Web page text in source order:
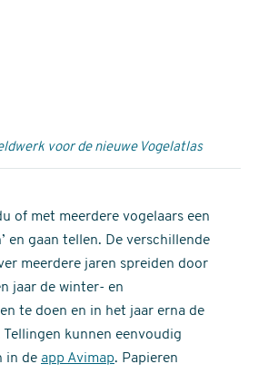
voor de nieuwe Vogelatlas
of met meerdere vogelaars een
en gaan tellen. De verschillende
meerdere jaren spreiden door
jaar de winter- en
te doen en in het jaar erna de
kunnen eenvoudig
in de app Avimap. Papieren